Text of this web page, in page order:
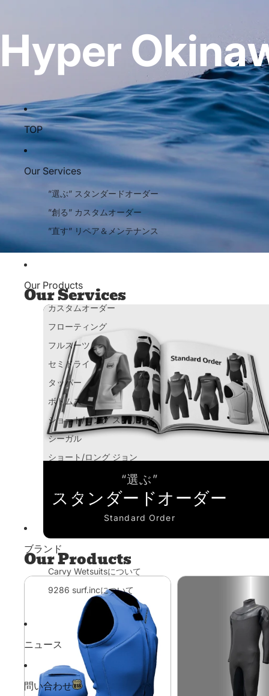
Hyper
TOP
Our Services
”選ぶ” スタンダードオーダー
”創る” カスタムオーダー
”直す” リペア＆メンテナンス
Our Products
カスタムオーダー
フローティング
フルスーツ
セミドライ
タッパー
ボトムス
ショート/ロング スプリング
シーガル
ショート/ロング ジョン
Women's
ブランド
Carvy Wetsuitsについて
9286 surf.incについて
ニュース
問い合わせ
Our Services
“選ぶ”
スタンダードオーダー
Standard Order
Our Products
フローティング | Floating
カスタムオーダー |